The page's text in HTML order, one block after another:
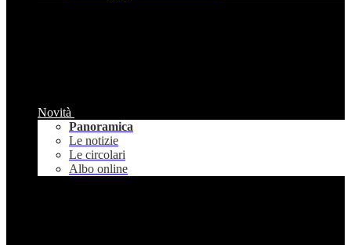
Novità
Panoramica
Le notizie
Le circolari
Albo online